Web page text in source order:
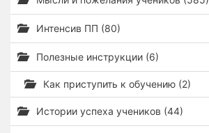
Интенсив ПП (80)
Полезные инструкции (6)
Как приступить к обучению (2)
Истории успеха учеников (44)